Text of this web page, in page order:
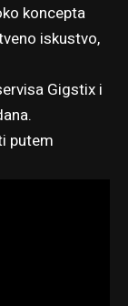
koncepta
iskustvo,
Gigstix i
putem